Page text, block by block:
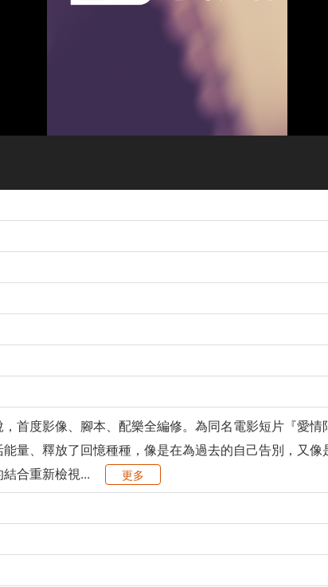
首度影像、腳本、配樂全編修。為同名電影短片『愛
量、釋放了回憶種種，像是在為過去的自己告別，又
合重新檢視...
更多